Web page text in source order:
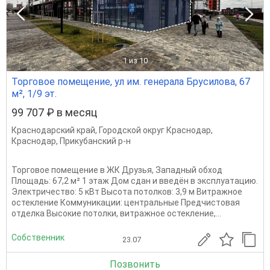
1 из 10
Торговое помещение, ул им. генерала Брусилова, 67
м², 1/9 эт.
99 707 ₽ в месяц
Краснодарский край, Городской округ Краснодар,
Краснодар, Прикубанский р-н
Торговое помещение в ЖК Друзья, Западный обход
Площадь: 67,2 м² 1 этаж Дом сдан и введён в эксплуатацию.
Электричество: 5 кВт Высота потолков: 3,9 м Витражное
остекление Коммуникации: центральные Предчистовая
отделка Высокие потолки, витражное остекление,...
Собственник 23.07
Позвонить